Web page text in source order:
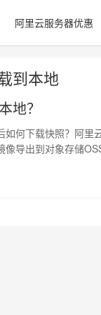
阿里云服务器优惠
到本地
地？
如何下载快照？阿
像导出到对象存储